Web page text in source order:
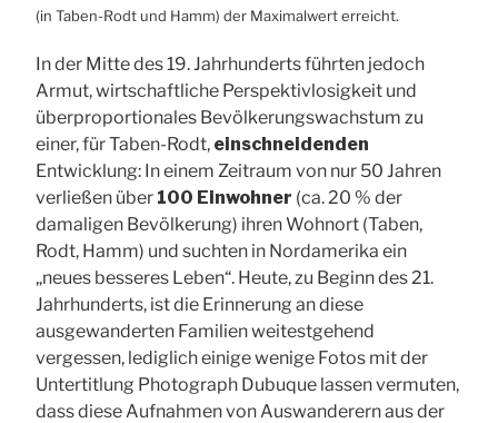
(in Taben-Rodt und Hamm) der Maximalwert erreicht.
In der Mitte des 19. Jahrhunderts führten jedoch
Armut, wirtschaftliche Perspektivlosigkeit und
überproportionales Bevölkerungswachstum zu
einer, für Taben-Rodt, einschneidenden
Entwicklung: In einem Zeitraum von nur 50 Jahren
verließen über 100 Einwohner (ca. 20 % der
damaligen Bevölkerung) ihren Wohnort (Taben,
Rodt, Hamm) und suchten in Nordamerika ein
„neues besseres Leben“. Heute, zu Beginn des 21.
Jahrhunderts, ist die Erinnerung an diese
ausgewanderten Familien weitestgehend
vergessen, lediglich einige wenige Fotos mit der
Untertitlung Photograph Dubuque lassen vermuten,
dass diese Aufnahmen von Auswanderern aus der